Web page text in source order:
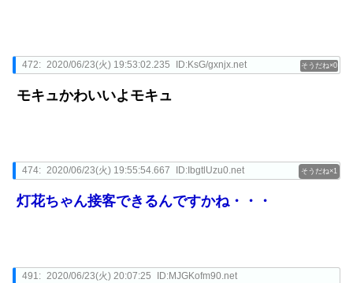
0
472: 2020/06/23(火) 19:53:02.235 ID:KsG/gxnjx.net
モキュかわいいよモキュ
1
474: 2020/06/23(火) 19:55:54.667 ID:IbgtlUzu0.net
灯花ちゃん接客できるんですかね・・・
491: 2020/06/23(火) 20:07:25 ID:MJGKofm90.net